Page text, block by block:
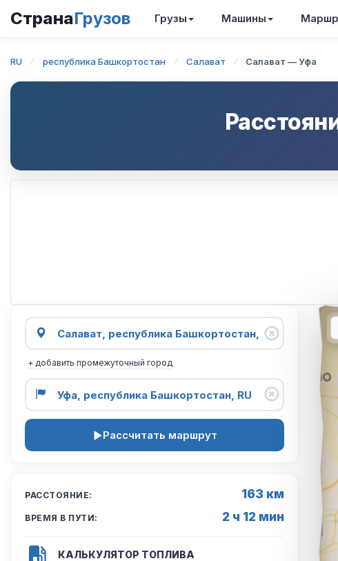
СтранаГрузов Грузы Машины
RU республика Башкортостан Салават Салават — Уфа
+ добавить промежуточный город
Рассчитать маршрут
РАССТОЯНИЕ: 163 км
ВРЕМЯ В ПУТИ: 2 ч 12 мин
КАЛЬКУЛЯТОР ТОПЛИВА